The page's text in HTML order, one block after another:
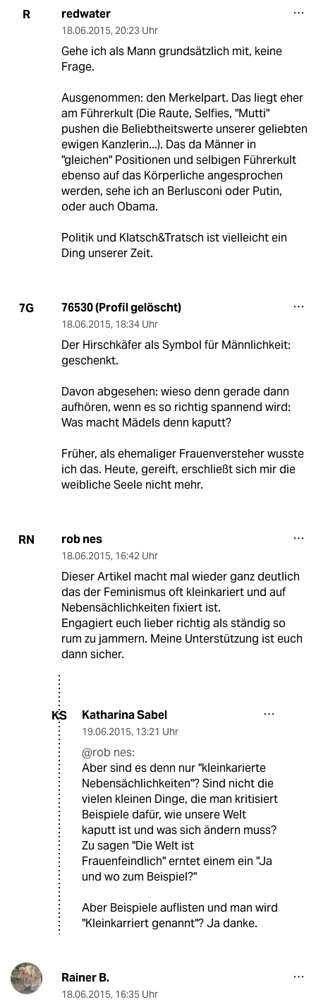
R redwater
18.06.2015, 20:23 Uhr
Gehe ich als Mann grundsätzlich mit, keine
Frage.
Ausgenommen: den Merkelpart. Das liegt eher
am Führerkult (Die Raute, Selfies, "Mutti"
pushen die Beliebtheitswerte unserer geliebten
ewigen Kanzlerin...). Das da Männer in
"gleichen" Positionen und selbigen Führerkult
ebenso auf das Körperliche angesprochen
werden, sehe ich an Berlusconi oder Putin,
oder auch Obama.
Politik und Klatsch&Tratsch ist vielleicht ein
Ding unserer Zeit.
7G 76530 (Profil gelöscht)
18.06.2015, 18:34 Uhr
Der Hirschkäfer als Symbol für Männlichkeit:
geschenkt.
Davon abgesehen: wieso denn gerade dann
aufhören, wenn es so richtig spannend wird:
Was macht Mädels denn kaputt?
Früher, als ehemaliger Frauenversteher wusste
ich das. Heute, gereift, erschließt sich mir die
weibliche Seele nicht mehr.
RN rob nes
18.06.2015, 16:42 Uhr
Dieser Artikel macht mal wieder ganz deutlich
das der Feminismus oft kleinkariert und auf
Nebensächlichkeiten fixiert ist.
Engagiert euch lieber richtig als ständig so
rum zu jammern. Meine Unterstützung ist euch
dann sicher.
KS Katharina Sabel
19.06.2015, 13:21 Uhr
@rob nes:
Aber sind es denn nur "kleinkarierte
Nebensächlichkeiten"? Sind nicht die
vielen kleinen Dinge, die man kritisiert
Beispiele dafür, wie unsere Welt
kaputt ist und was sich ändern muss?
Zu sagen "Die Welt ist
Frauenfeindlich" erntet einem ein "Ja
und wo zum Beispiel?"
Aber Beispiele auflisten und man wird
"Kleinkarriert genannt"? Ja danke.
Rainer B.
18.06.2015, 16:35 Uhr